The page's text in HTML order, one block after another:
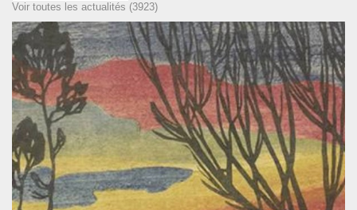
Voir toutes les actualités (3923)